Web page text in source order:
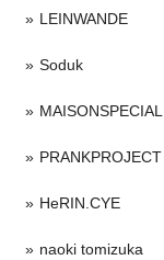
LEINWANDE
Soduk
MAISONSPECIAL
PRANKPROJECT
HeRIN.CYE
naoki tomizuka